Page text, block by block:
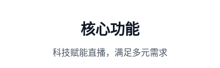
核心功能
科技赋能直播，满足多元需求